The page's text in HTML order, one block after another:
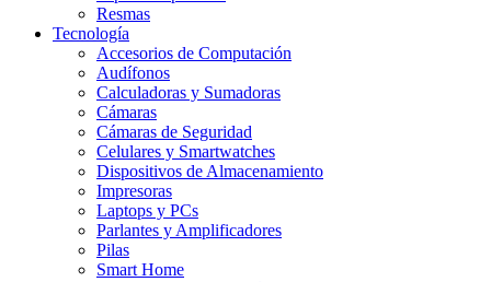
Resmas
Tecnología
Accesorios de Computación
Audífonos
Calculadoras y Sumadoras
Cámaras
Cámaras de Seguridad
Celulares y Smartwatches
Dispositivos de Almacenamiento
Impresoras
Laptops y PCs
Parlantes y Amplificadores
Pilas
Smart Home